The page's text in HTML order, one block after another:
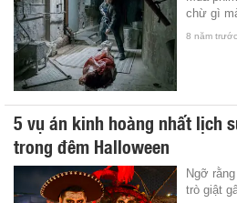
chừ gì
8 năm trước
5 vụ án kinh hoàng nhất lịch
trong đêm Halloween
Ngỡ
trò giật